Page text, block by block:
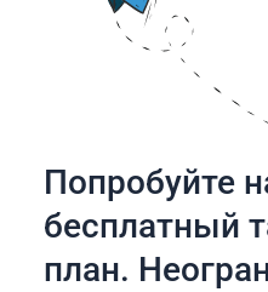
Попробуйте
бесплатный
план.